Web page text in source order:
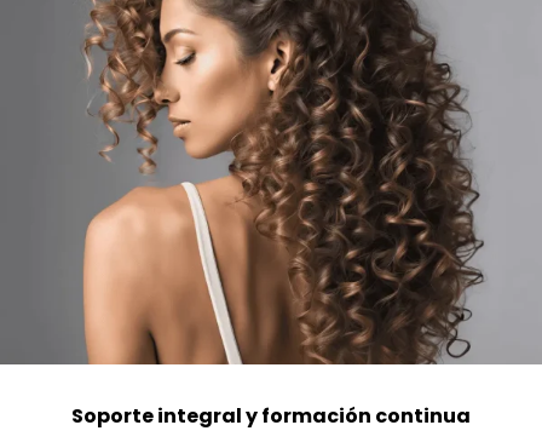
Soporte integral y formación continua